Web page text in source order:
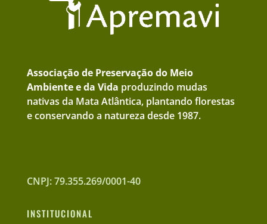
Associação de Preservação do Meio
Ambiente e da Vida produzindo mudas
nativas da Mata Atlântica, plantando florestas
e conservando a natureza desde 1987.
CNPJ: 79.355.269/0001-40
INSTITUCIONAL